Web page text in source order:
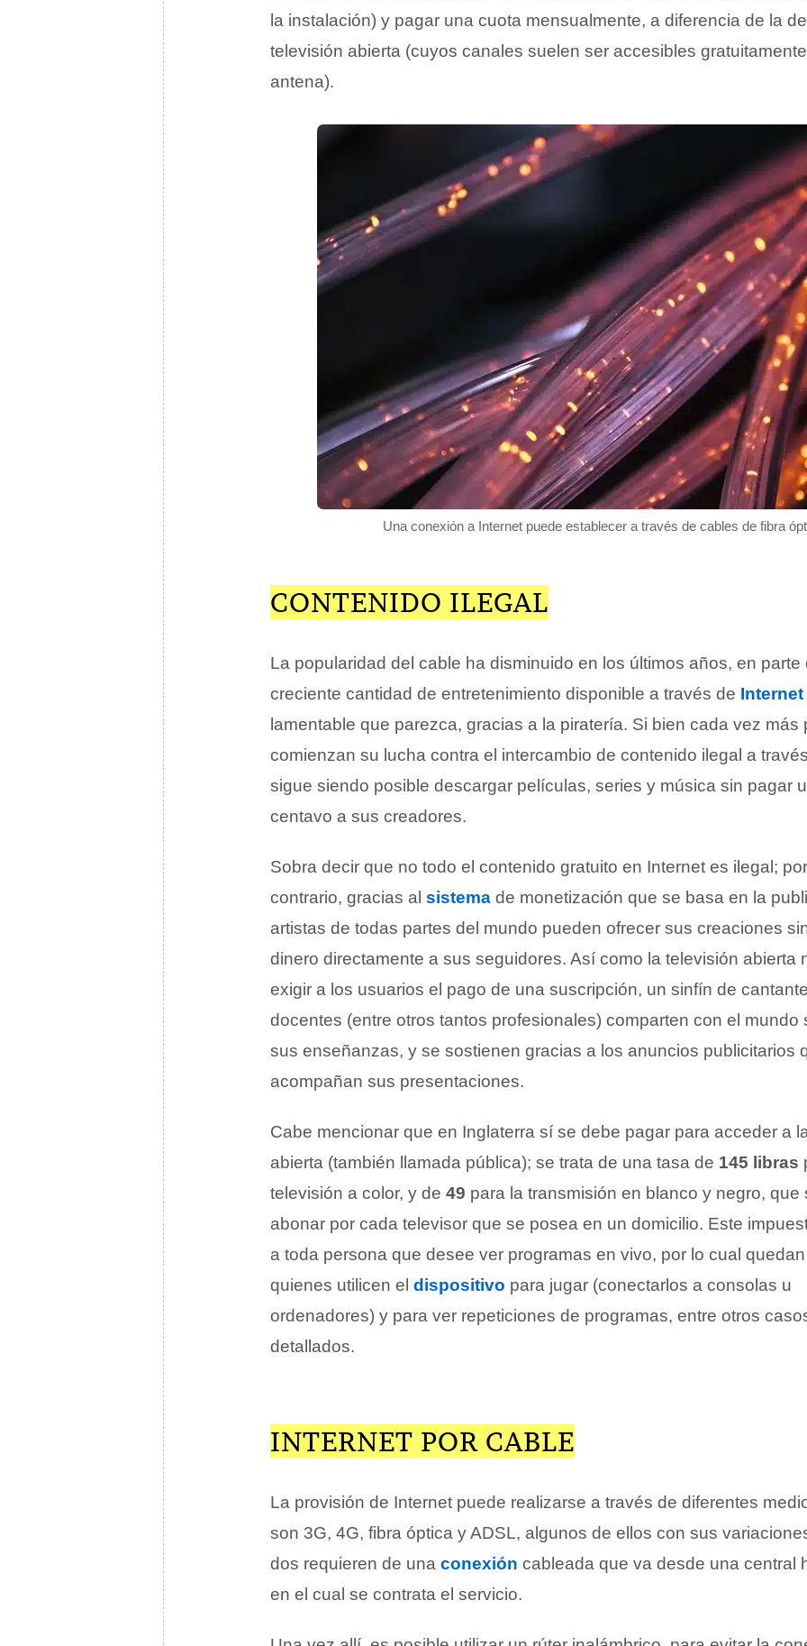
la instalación) y pagar una cuota mensualmente, a diferencia de la
televisión abierta (cuyos canales suelen ser accesibles
antena).
Una conexión a Internet puede establecer a través de cables de fibra
CONTENIDO ILEGAL
La popularidad del cable ha disminuido en los últimos años, en parte
creciente cantidad de entretenimiento disponible a través de Internet
lamentable que parezca, gracias a la piratería. Si bien cada vez más
comienzan su lucha contra el intercambio de contenido ilegal a
sigue siendo posible descargar películas, series y música sin pagar
centavo a sus creadores.
Sobra decir que no todo el contenido gratuito en Internet es ilegal;
contrario, gracias al sistema de monetización que se basa en la
artistas de todas partes del mundo pueden ofrecer sus creaciones
dinero directamente a sus seguidores. Así como la televisión abierta
exigir a los usuarios el pago de una suscripción, un sinfín de
docentes (entre otros tantos profesionales) comparten con el mundo
sus enseñanzas, y se sostienen gracias a los anuncios publicitarios
acompañan sus presentaciones.
Cabe mencionar que en Inglaterra sí se debe pagar para acceder a
abierta (también llamada pública); se trata de una tasa de 145 libras
televisión a color, y de 49 para la transmisión en blanco y negro, que
abonar por cada televisor que se posea en un domicilio. Este
a toda persona que desee ver programas en vivo, por lo cual
quienes utilicen el dispositivo para jugar (conectarlos a consolas u
ordenadores) y para ver repeticiones de programas, entre otros
detallados.
INTERNET POR CABLE
La provisión de Internet puede realizarse a través de diferentes
son 3G, 4G, fibra óptica y ADSL, algunos de ellos con sus
dos requieren de una conexión cableada que va desde una central
en el cual se contrata el servicio.